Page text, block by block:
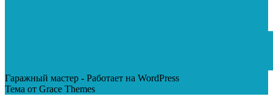
Гаражный мастер - Работает на WordPress
Тема от Grace Themes